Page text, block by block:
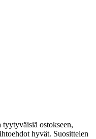
ostokseen,
hyvät. Suosittelen